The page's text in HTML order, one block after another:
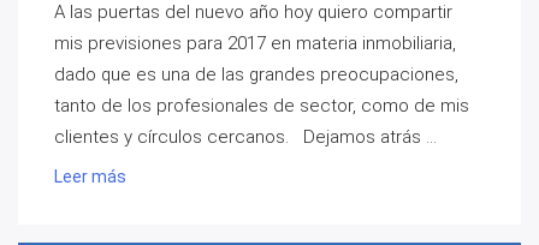
A las puertas del nuevo año hoy quiero compartir
mis previsiones para 2017 en materia inmobiliaria,
dado que es una de las grandes preocupaciones,
tanto de los profesionales de sector, como de mis
clientes y círculos cercanos. Dejamos atrás ...
Leer más